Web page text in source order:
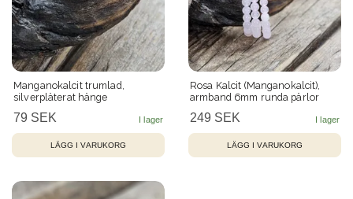
Manganokalcit trumlad,
silverpläterat hänge
79 SEK
Rosa Kalcit (Manganokalcit),
armband 6mm runda pärlor
249 SEK